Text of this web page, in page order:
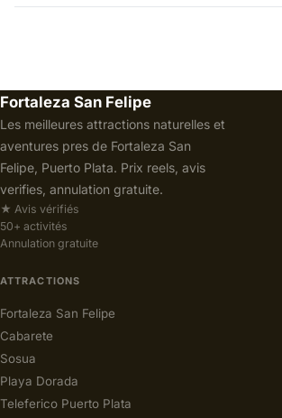
Fortaleza San Felipe
Les meilleures attractions naturelles et
aventures pres de Fortaleza San
Felipe, Puerto Plata. Prix reels, avis
verifies, annulation gratuite.
★ Avis vérifiés
50+ activités
Annulation gratuite
ATTRACTIONS
Fortaleza San Felipe
Cabarete
Sosua
Playa Dorada
Teleferico Puerto Plata